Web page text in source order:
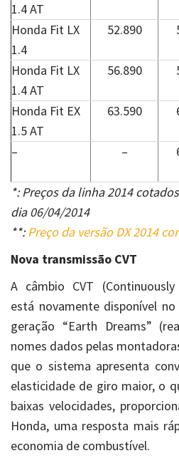
1.4 AT
Honda Fit LX
1.4
52.890
Honda Fit LX
1.4 AT
56.890
Honda Fit EX
1.5 AT
63.590
–
–
*: Preços da linha 2014
dia 06/04/2014
**:Preço da versão DX 2014
Nova transmissão CVT
A câmbio CVT
está novamente disponível
geração “Earth Dreams”
nomes dados pelas
que o sistema apresenta
elasticidade de giro maior, o
baixas velocidades,
Honda, uma resposta mais
economia de combustível.